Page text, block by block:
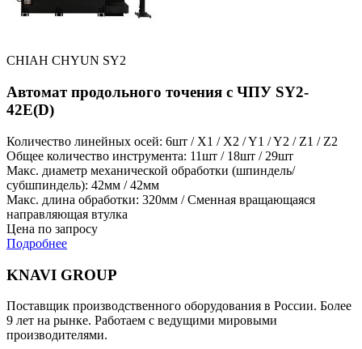
CHIAH CHYUN SY2
Автомат продольного точения с ЧПУ SY2-
42E(D)
Количество линейных осей: 6шт / X1 / X2 / Y1 / Y2 / Z1 / Z2
Общее количество инструмента: 11шт / 18шт / 29шт
Макс. диаметр механической обработки (шпиндель/
субшпиндель): 42мм / 42мм
Макс. длина обработки: 320мм / Сменная вращающаяся
направляющая втулка
Цена по запросу
Подробнее
KNAVI GROUP
Поставщик производственного оборудования в России. Более
9 лет на рынке. Работаем с ведущими мировыми
производителями.